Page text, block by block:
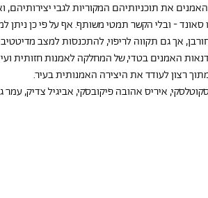
שפרצה ב-7 באוקטובר שינו האמנים את תוכניותיהם המקוריות
- ובלי הקשר תמטי משותף. אף על פי כן ניתן
אך גם תקווה לריפוי, להתכנסות למצב
האמנים בטדי, של המחלקה לאמנות חזותית
רצון לעודד את היצירה האמנותית בעיר.
איריס אהובה פיקובסקי, אביגיל צדיק, עמר